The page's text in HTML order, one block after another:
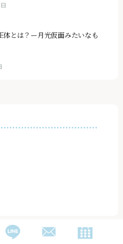
体とは？ー月光仮面みたいなも